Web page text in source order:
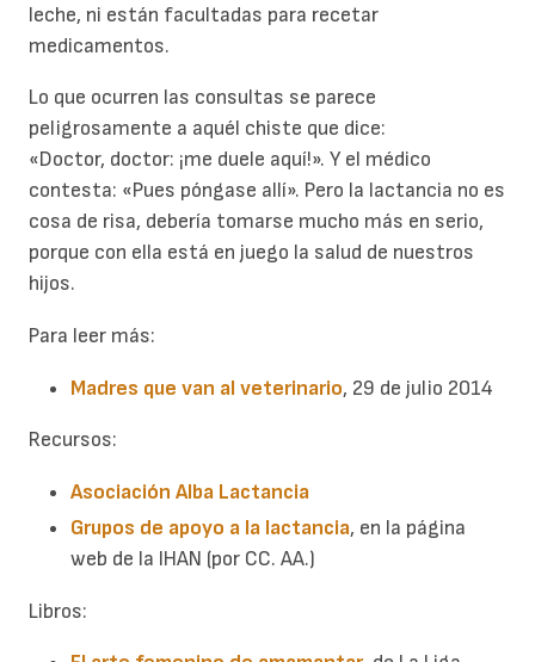
leche, ni están facultadas para recetar
medicamentos.
Lo que ocurren las consultas se parece
peligrosamente a aquél chiste que dice:
«Doctor, doctor: ¡me duele aquí!». Y el médico
contesta: «Pues póngase allí». Pero la lactancia no es
cosa de risa, debería tomarse mucho más en serio,
porque con ella está en juego la salud de nuestros
hijos.
Para leer más:
Madres que van al veterinario, 29 de julio 2014
Recursos:
Asociación Alba Lactancia
Grupos de apoyo a la lactancia, en la página
web de la IHAN (por CC. AA.)
Libros: